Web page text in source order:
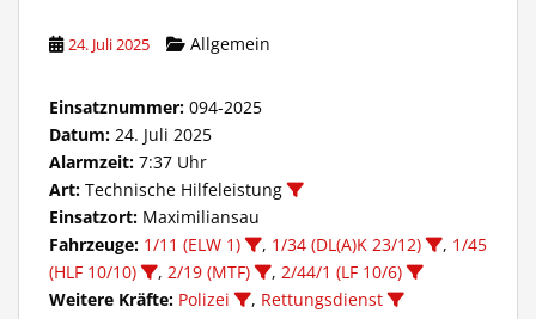
24. Juli 2025 Allgemein
Einsatznummer: 094-2025
Datum: 24. Juli 2025
Alarmzeit: 7:37 Uhr
Art: Technische Hilfeleistung
Einsatzort: Maximiliansau
Fahrzeuge: 1/11 (ELW 1) , 1/34 (DL(A)K 23/12) , 1/45
(HLF 10/10)
, 2/19 (MTF) , 2/44/1 (LF 10/6)
Weitere Kräfte: Polizei , Rettungsdienst